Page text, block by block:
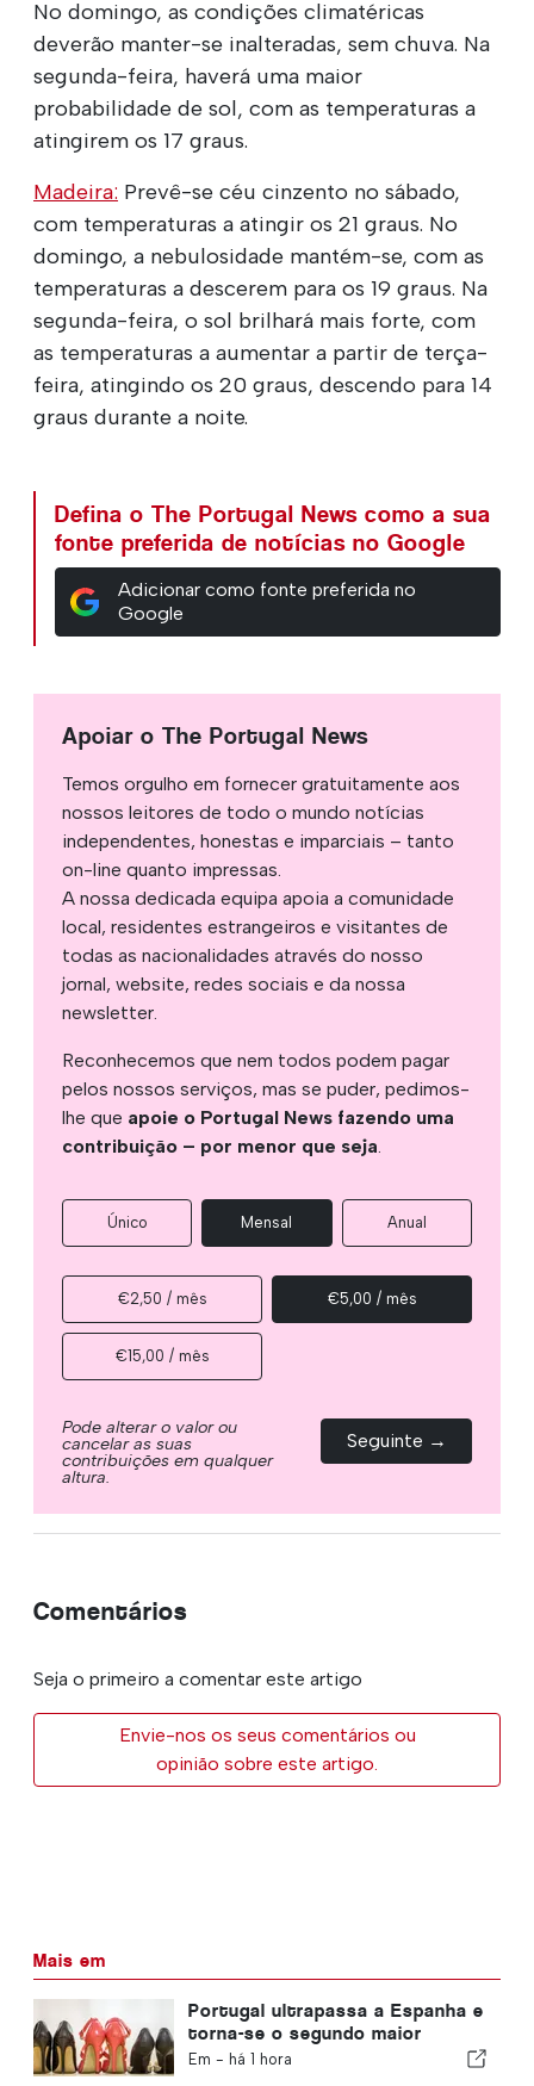
No domingo, as condições climatéricas
deverão manter-se inalteradas, sem chuva. Na
segunda-feira, haverá uma maior
probabilidade de sol, com as temperaturas a
atingirem os 17 graus.
Madeira: Prevê-se céu cinzento no sábado,
com temperaturas a atingir os 21 graus. No
domingo, a nebulosidade mantém-se, com as
temperaturas a descerem para os 19 graus. Na
segunda-feira, o sol brilhará mais forte, com
as temperaturas a aumentar a partir de terça-
feira, atingindo os 20 graus, descendo para 14
graus durante a noite.
Defina o The Portugal News como a sua
fonte preferida de notícias no Google
Adicionar como fonte preferida no
Google
Apoiar o The Portugal News
Temos orgulho em fornecer gratuitamente aos
nossos leitores de todo o mundo notícias
independentes, honestas e imparciais – tanto
on-line quanto impressas.
A nossa dedicada equipa apoia a comunidade
local, residentes estrangeiros e visitantes de
todas as nacionalidades através do nosso
jornal, website, redes sociais e da nossa
newsletter.
Reconhecemos que nem todos podem pagar
pelos nossos serviços, mas se puder, pedimos-
lhe que apoie o Portugal News fazendo uma
contribuição – por menor que seja.
Único Mensal Anual
€2,50 / mês €5,00 / mês
€15,00 / mês
Pode alterar o valor ou
cancelar as suas
contribuições em qualquer
altura.
Seguinte →
Comentários
Seja o primeiro a comentar este artigo
Envie-nos os seus comentários ou
opinião sobre este artigo.
Mais em
Portugal ultrapassa a Espanha e
torna-se o segundo maior
produtor de calçado da Europa
Em - há 1 hora